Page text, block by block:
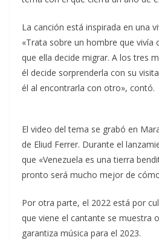
La canción está inspirada en una
«Trata sobre un hombre que vivía
que ella decide migrar. A los tres
él decide sorprenderla con su
él al encontrarla con otro», contó.
El video del tema se grabó en
de Eliud Ferrer. Durante el
que «Venezuela es una tierra
pronto será mucho mejor de
Por otra parte, el 2022 está por
que viene el cantante se muestra
garantiza música para el 2023.